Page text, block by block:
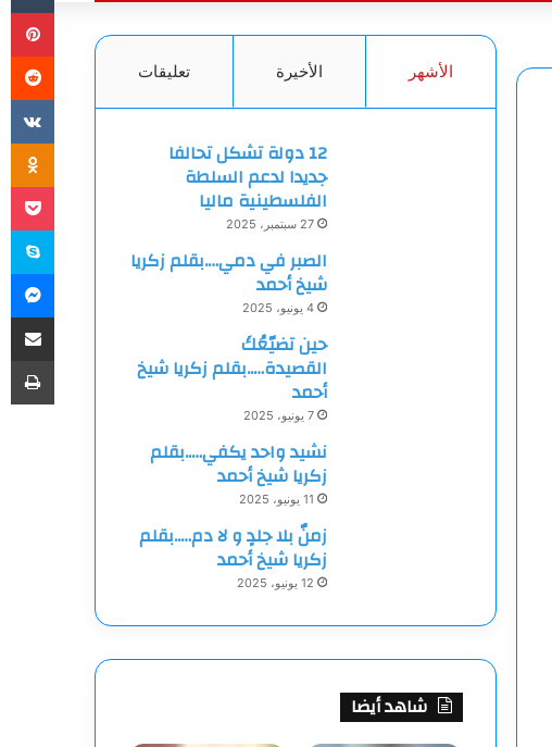
الأشهر الأخيرة تعليقات
12 دولة تشكل تحالفا
جديدا لدعم السلطة
الفلسطينية ماليا
27 سبتمبر، 2025
الصبر في دمي….بقلم زكريا
شيخ أحمد
4 يونيو، 2025
حين تضيّعُكَ
القصيدة…..بقلم زكريا شيخ
أحمد
7 يونيو، 2025
نشيد واحد يكفي…..بقلم
زكريا شيخ أحمد
11 يونيو، 2025
زمنٌ بلا جلدٍ و لا دم…..بقلم
زكريا شيخ أحمد
12 يونيو، 2025
شاهد أيضا